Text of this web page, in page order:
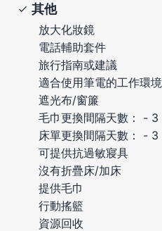
其他
放大化妝鏡
電話輔助套件
旅行指南或建議
適合使用筆電的工作環境
遮光布/窗簾
毛巾更換間隔天數： - 3
床單更換間隔天數： - 3
可提供抗過敏寢具
沒有折疊床/加床
提供毛巾
行動搖籃
資源回收